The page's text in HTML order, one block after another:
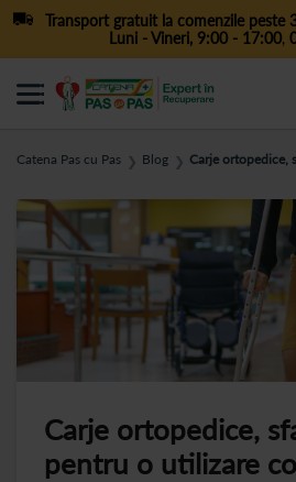
Transport gratuit la comenzile peste
Luni - Vineri, 9:00 - 17:00,
Catena Pas cu Pas ❯ Blog ❯ Carje ortopedice,
Carje ortopedice,
pentru o utilizare